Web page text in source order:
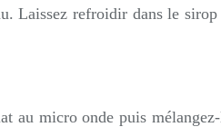
Laissez refroidir dans le
au micro onde puis